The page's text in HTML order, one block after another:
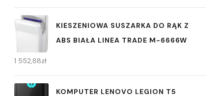
KIESZENIOWA SUSZARKA DO RĄK Z
ABS BIAŁA LINEA TRADE M-6666W
1 552,88zł
KOMPUTER LENOVO LEGION T5